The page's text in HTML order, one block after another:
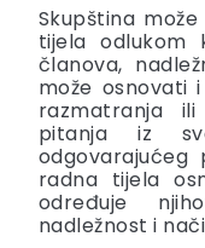
Skupština
tijela odlukom
članova,
može osnovati
razmatranja
pitanja iz
odgovarajućeg
radna tijela
određuje
nadležnost i